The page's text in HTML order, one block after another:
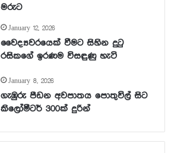
මරුට
January 12, 2026
වෛද්‍යවරයෙක් වීමට සිහින දුටු
රසිකගේ ඉරණම විසඳුණු හැටි
January 8, 2026
ගැඹුරු පීඩන අවපාතය පොතුවිල් සිට
කිලෝමීටර් 300ක් දුරින්